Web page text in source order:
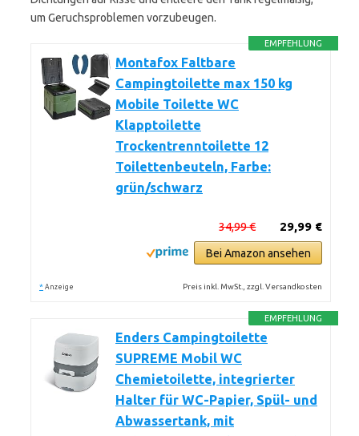
um Geruchsproblemen vorzubeugen.
EMPFEHLUNG
Montafox Faltbare
Campingtoilette max 150 kg
Mobile Toilette WC
Klapptoilette
Trockentrenntoilette 12
Toilettenbeuteln, Farbe:
grün/schwarz
29,99 €
34,99 €
Bei Amazon ansehen
* Anzeige Preis inkl. MwSt., zzgl. Versandkosten
EMPFEHLUNG
Enders Campingtoilette
SUPREME Mobil WC
Chemietoilette, integrierter
Halter für WC-Papier, Spül- und
Abwassertank, mit